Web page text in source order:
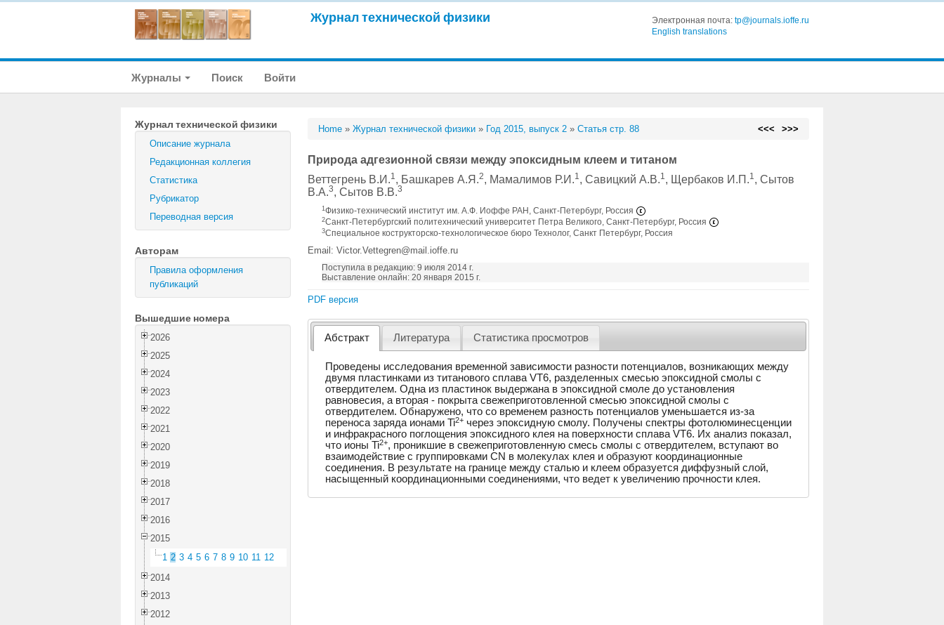
Журнал технической физики Электронная почта: tp@journals.ioffe.ru
English translations
Журналы Поиск Войти
Журнал технической физики
Описание журнала
Редакционная коллегия
Статистика
Рубрикатор
Переводная версия
Авторам
Правила оформления
публикаций
Вышедшие номера
2026
2025
2024
2023
2022
2021
2020
2019
2018
2017
2016
2015
1 2 3 4 5 6 7 8 9 10 11 12
2014
2013
2012
Home »Журнал технической физики » Год 2015, выпуск 2 »Статья стр. 88 <<< >>>
Природа адгезионной связи между эпоксидным клеем и титаном
Веттегрень В.И.1, Башкарев А.Я.2, Мамалимов Р.И.1, Савицкий А.В.1, Щербаков И.П.1, Сытов
В.А.3, Сытов В.В.3
1Физико-технический институт им. А.Ф. Иоффе РАН, Санкт-Петербург, Россия
2Санкт-Петербургский политехнический университет Петра Великого, Санкт-Петербург, Россия
3Специальное кострукторско-технологическое бюро Технолог, Санкт Петербург, Россия
Email: Victor.Vettegren@mail.ioffe.ru
Поступила в редакцию: 9 июля 2014 г.
Выставление онлайн: 20 января 2015 г.
PDF версия
Абстракт Литература Статистика просмотров
Проведены исследования временной зависимости разности потенциалов, возникающих между
двумя пластинками из титанового сплава VT6, разделенных смесью эпоксидной смолы с
отвердителем. Одна из пластинок выдержана в эпоксидной смоле до установления
равновесия, а вторая - покрыта свежеприготовленной смесью эпоксидной смолы с
отвердителем. Обнаружено, что со временем разность потенциалов уменьшается из-за
переноса заряда ионами Ti2+через эпоксидную смолу. Получены спектры фотолюминесценции
и инфракрасного поглощения эпоксидного клея на поверхности сплава VT6. Их анализ показал,
что ионы Ti2+, проникшие в свежеприготовленную смесь смолы с отвердителем, вступают во
взаимодействие с группировками CN в молекулах клея и образуют координационные
соединения. В результате на границе между сталью и клеем образуется диффузный слой,
насыщенный координационными соединениями, что ведет к увеличению прочности клея.